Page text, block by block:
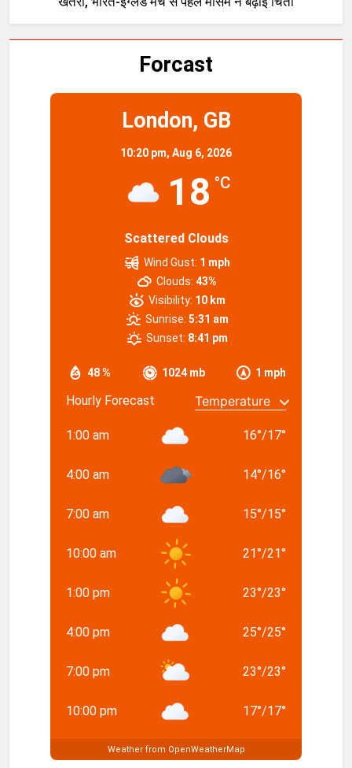
Forcast
London, GB
10:20 pm, Aug 6, 2026
18 °C
Scattered Clouds
48 % 1024 mb 1 mph
Wind Gust: 1 mph
Clouds: 43%
Visibility: 10 km
Sunrise: 5:31 am
Sunset: 8:41 pm
Hourly Forecast
1:00 am 16°/17°
4:00 am 14°/16°
7:00 am 15°/15°
10:00 am 21°/21°
1:00 pm 23°/23°
4:00 pm 25°/25°
7:00 pm 23°/23°
10:00 pm 17°/17°
Weather from OpenWeatherMap